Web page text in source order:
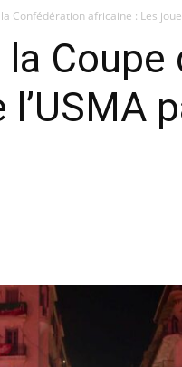
Confédération africaine : Les